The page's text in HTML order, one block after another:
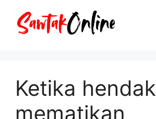
Ketika hendak
mematikan